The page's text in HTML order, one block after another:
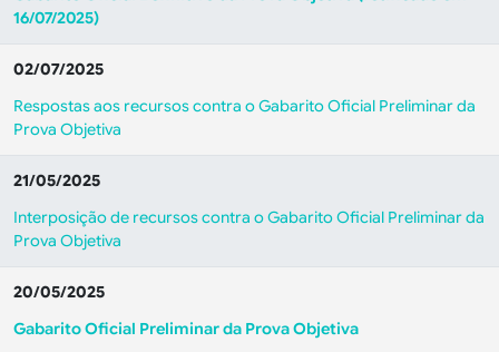
16/07/2025)
02/07/2025
Respostas aos recursos contra o Gabarito Oficial Preliminar da
Prova Objetiva
21/05/2025
Interposição de recursos contra o Gabarito Oficial Preliminar da
Prova Objetiva
20/05/2025
Gabarito Oficial Preliminar da Prova Objetiva